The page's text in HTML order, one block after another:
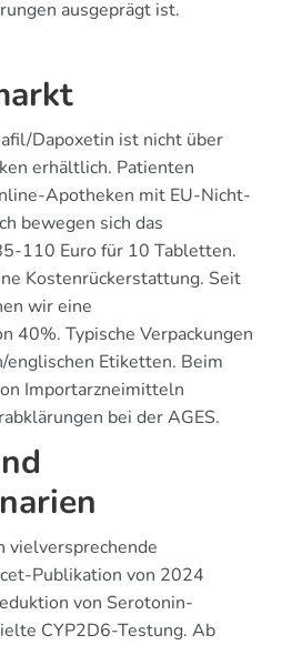
ausgeprägt ist.
Dapoxetin ist nicht über
erhältlich. Patienten
Apotheken mit EU-Nicht-
bewegen sich das
110 Euro für 10 Tabletten.
Kostenrückerstattung. Seit
wir eine
40%. Typische Verpackungen
Etiketten. Beim
Importarzneimitteln
bei der AGES.
vielversprechende
Publikation von 2024
von Serotonin-
CYP2D6-Testung. Ab